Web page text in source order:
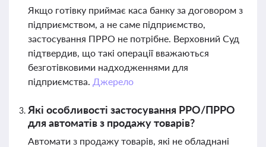
Якщо готівку приймає каса банку за договором з
підприємством, а не саме підприємство,
застосування ПРРО не потрібне. Верховний Суд
підтвердив, що такі операції вважаються
безготівковими надходженнями для
підприємства. Джерело
Які особливості застосування РРО/ПРРО
для автоматів з продажу товарів?
Автомати з продажу товарів, які не обладнані